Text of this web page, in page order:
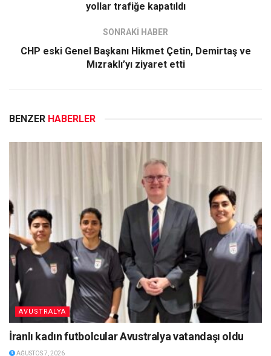
yollar trafiğe kapatıldı
SONRAKİ HABER
CHP eski Genel Başkanı Hikmet Çetin, Demirtaş ve
Mızraklı’yı ziyaret etti
BENZER HABERLER
AVUSTRALYA
İranlı kadın futbolcular Avustralya vatandaşı oldu
AĞUSTOS 7, 2026